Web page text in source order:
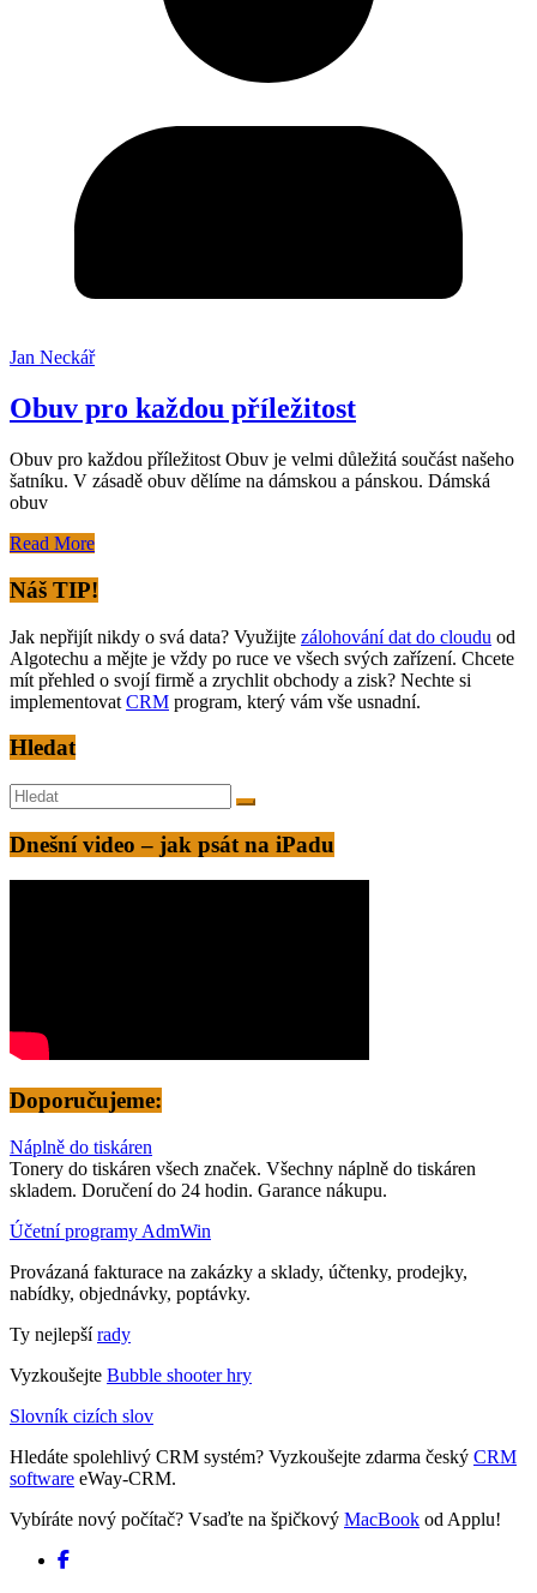
Jan Neckář
Obuv pro každou příležitost
Obuv pro každou příležitost Obuv je velmi důležitá součást našeho
šatníku. V zásadě obuv dělíme na dámskou a pánskou. Dámská
obuv
Read More
Náš TIP!
Jak nepřijít nikdy o svá data? Využijte zálohování dat do cloudu od
Algotechu a mějte je vždy po ruce ve všech svých zařízení. Chcete
mít přehled o svojí firmě a zrychlit obchody a zisk? Nechte si
implementovat CRM program, který vám vše usnadní.
Hledat
Dnešní video – jak psát na iPadu
Doporučujeme:
Náplně do tiskáren
Tonery do tiskáren všech značek. Všechny náplně do tiskáren
skladem. Doručení do 24 hodin. Garance nákupu.
Účetní programy AdmWin
Provázaná fakturace na zakázky a sklady, účtenky, prodejky,
nabídky, objednávky, poptávky.
Ty nejlepšírady
Vyzkoušejte Bubble shooter hry
Slovník cizích slov
Hledáte spolehlivý CRM systém? Vyzkoušejte zdarma český CRM
software eWay-CRM.
Vybíráte nový počítač? Vsaďte na špičkový MacBook od Applu!